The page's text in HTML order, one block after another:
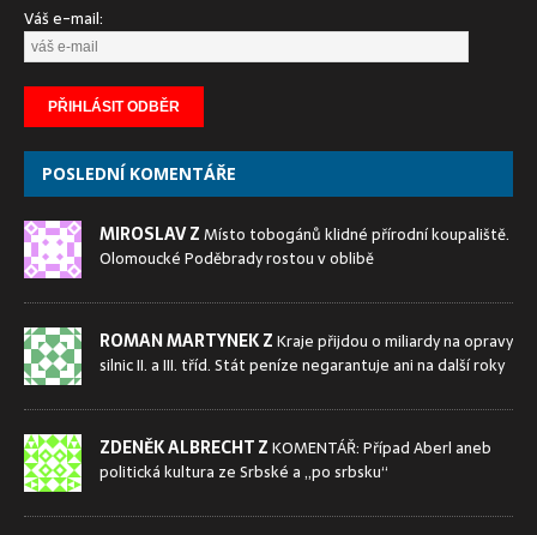
Váš e-mail:
POSLEDNÍ KOMENTÁŘE
MIROSLAV ZMísto tobogánů klidné přírodní koupaliště.
Olomoucké Poděbrady rostou v oblibě
ROMAN MARTYNEK ZKraje přijdou o miliardy na opravy
silnic II. a III. tříd. Stát peníze negarantuje ani na další roky
ZDENĚK ALBRECHT ZKOMENTÁŘ: Případ Aberl aneb
politická kultura ze Srbské a „po srbsku“